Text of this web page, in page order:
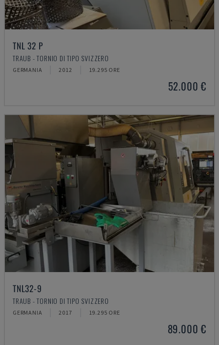
TNL 32 P
TRAUB - TORNIO DI TIPO SVIZZERO
GERMANIA 2012 19.295 ORE
52.000 €
TNL32-9
TRAUB - TORNIO DI TIPO SVIZZERO
GERMANIA 2017 19.295 ORE
89.000 €